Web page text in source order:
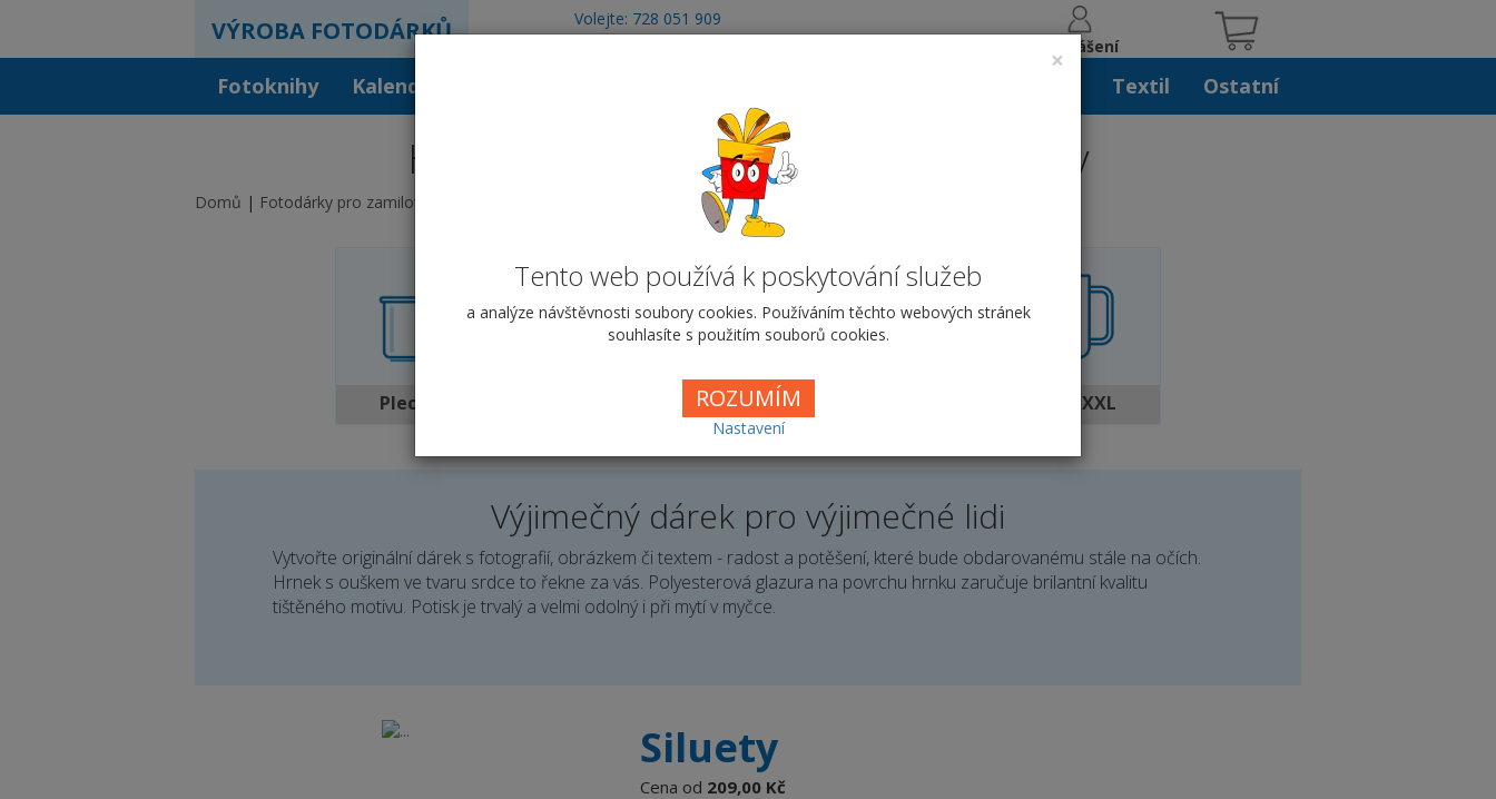
×
Tento web používá k poskytování služeb
a analýze návštěvnosti soubory cookies. Používáním těchto webových stránek
souhlasíte s použitím souborů cookies.
ROZUMÍM
Nastavení
VÝROBA FOTODÁRKŮ
Volejte: 728 051 909
obchod@vyrobafotodarku.cz
Přihlášení
Fotoknihy Kalendáře Textil Ostatní
Hrnek SRDCE pro zamilované - Siluety
Domů Fotodárky pro zamilované Hrnek SRDCE pro zamilované
Plecháček Velký XXL
Výjimečný dárek pro výjimečné lidi
Vytvořte originální dárek s fotografií, obrázkem či textem - radost a potěšení, které bude obdarovanému stále na očích.
Hrnek s ouškem ve tvaru srdce to řekne za vás. Polyesterová glazura na povrchu hrnku zaručuje brilantní kvalitu
tištěného motivu. Potisk je trvalý a velmi odolný i při mytí v myčce.
Siluety
Cena od 209,00 Kč